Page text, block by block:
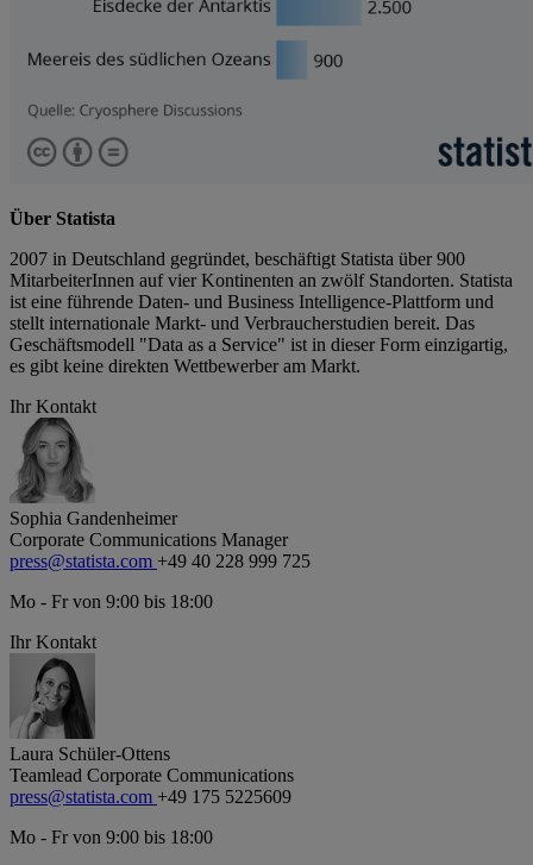
Über Statista
2007 in Deutschland gegründet, beschäftigt Statista über 900
MitarbeiterInnen auf vier Kontinenten an zwölf Standorten. Statista
ist eine führende Daten- und Business Intelligence-Plattform und
stellt internationale Markt- und Verbraucherstudien bereit. Das
Geschäftsmodell "Data as a Service" ist in dieser Form einzigartig,
es gibt keine direkten Wettbewerber am Markt.
Ihr Kontakt
Sophia Gandenheimer
Corporate Communications Manager
press@statista.com +49 40 228 999 725
Mo - Fr von 9:00 bis 18:00
Ihr Kontakt
Laura Schüler-Ottens
Teamlead Corporate Communications
press@statista.com +49 175 5225609
Mo - Fr von 9:00 bis 18:00